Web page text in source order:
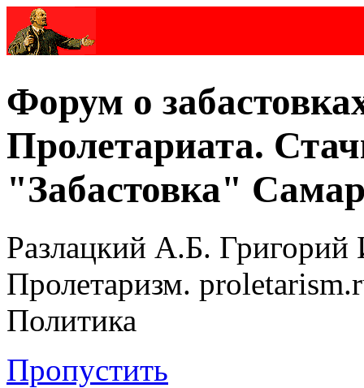
Форум о
Пролетариата.
"Забастовка"
Разлацкий А.Б. Григорий
Пролетаризм.
Политика
Пропустить